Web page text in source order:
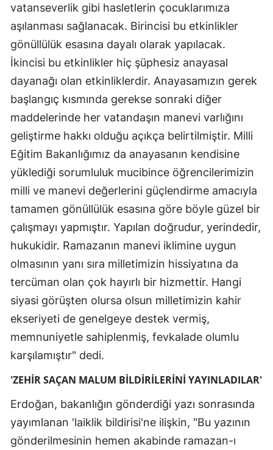
vatanseverlik gibi hasletlerin çocuklarımıza
aşılanması sağlanacak. Birincisi bu etkinlikler
gönüllülük esasına dayalı olarak yapılacak.
İkincisi bu etkinlikler hiç şüphesiz anayasal
dayanağı olan etkinliklerdir. Anayasamızın gerek
başlangıç kısmında gerekse sonraki diğer
maddelerinde her vatandaşın manevi varlığını
geliştirme hakkı olduğu açıkça belirtilmiştir. Milli
Eğitim Bakanlığımız da anayasanın kendisine
yüklediği sorumluluk mucibince öğrencilerimizin
milli ve manevi değerlerini güçlendirme amacıyla
tamamen gönüllülük esasına göre böyle güzel bir
çalışmayı yapmıştır. Yapılan doğrudur, yerindedir,
hukukidir. Ramazanın manevi iklimine uygun
olmasının yanı sıra milletimizin hissiyatına da
tercüman olan çok hayırlı bir hizmettir. Hangi
siyasi görüşten olursa olsun milletimizin kahir
ekseriyeti de genelgeye destek vermiş,
memnuniyetle sahiplenmiş, fevkalade olumlu
karşılamıştır" dedi.
'ZEHİR SAÇAN MALUM BİLDİRİLERİNİ YAYINLADILAR'
Erdoğan, bakanlığın gönderdiği yazı sonrasında
yayımlanan 'laiklik bildirisi'ne ilişkin, "Bu yazının
gönderilmesinin hemen akabinde ramazan-ı